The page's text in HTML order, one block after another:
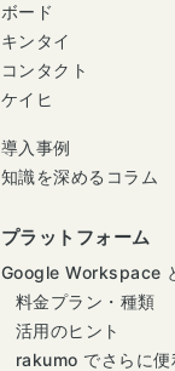
ボード
キンタイ
コンタクト
ケイヒ
導入事例
知識を深めるコラム
プラットフォーム
Google Workspace
料金プラン・種類
活用のヒント
rakumo でさらに便